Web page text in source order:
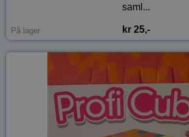
saml...
På lager kr 25,-